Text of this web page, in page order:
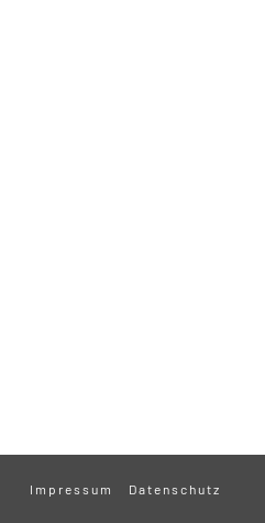
Impressum Datenschutz